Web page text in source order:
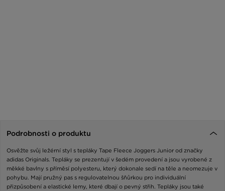
Podrobnosti o produktu
Osvěžte svůj ležérní styl s tepláky Tape Fleece Joggers Junior od značky
adidas Originals. Tepláky se prezentují v šedém provedení a jsou vyrobené z
měkké bavlny s příměsí polyesteru, který dokonale sedí na těle a neomezuje v
pohybu. Mají pružný pas s regulovatelnou šňůrkou pro individuální
přizpůsobení a elastické lemy, které dbají o pevný střih. Tepláky jsou také